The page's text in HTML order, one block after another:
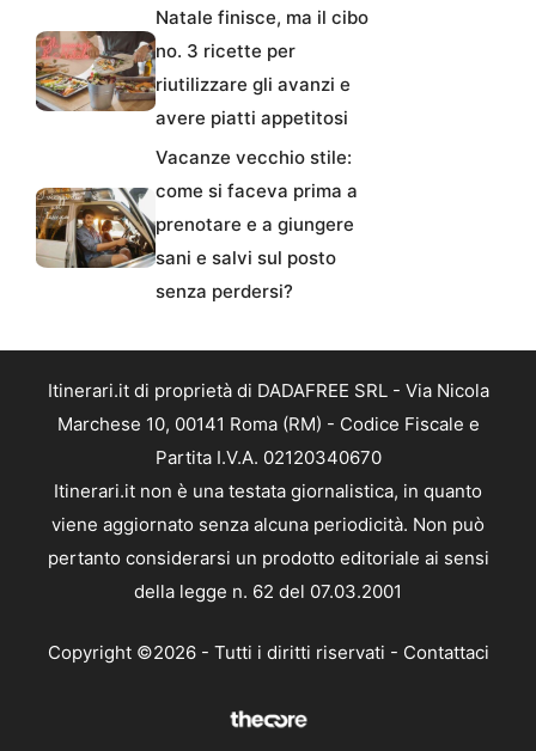
Natale finisce, ma il cibo
no. 3 ricette per
riutilizzare gli avanzi e
avere piatti appetitosi
Vacanze vecchio stile:
come si faceva prima a
prenotare e a giungere
sani e salvi sul posto
senza perdersi?
Itinerari.it di proprietà di DADAFREE SRL - Via Nicola
Marchese 10, 00141 Roma (RM) - Codice Fiscale e
Partita I.V.A. 02120340670
Itinerari.it non è una testata giornalistica, in quanto
viene aggiornato senza alcuna periodicità. Non può
pertanto considerarsi un prodotto editoriale ai sensi
della legge n. 62 del 07.03.2001
Copyright ©2026 - Tutti i diritti riservati - Contattaci